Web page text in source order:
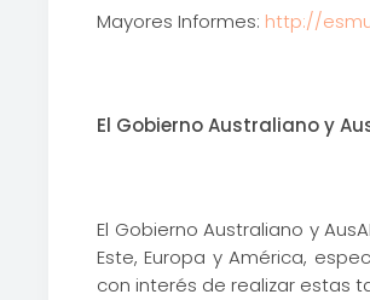
Mayores Informes: http://
El Gobierno Australiano y
El Gobierno Australiano y
Este, Europa y América,
con interés de realizar estas